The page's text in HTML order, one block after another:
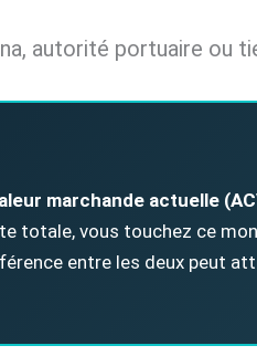
autorité portuaire ou
marchande actuelle
totale, vous touchez ce
entre les deux peut